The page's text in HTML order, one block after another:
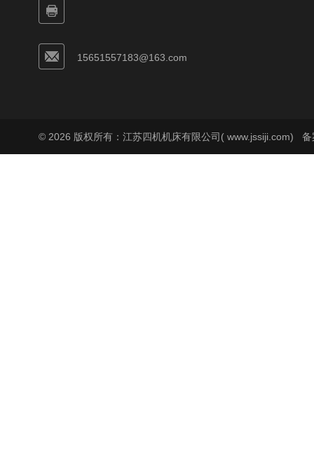
15651557183@163.com
© 2026 版权所有：江苏四机机床有限公司( www.jssiji.com) 备